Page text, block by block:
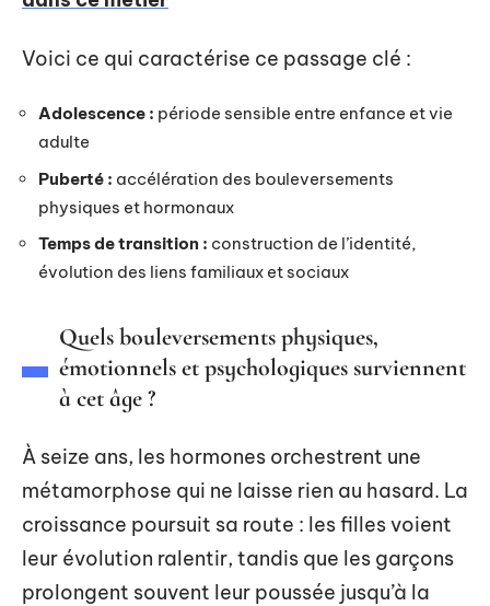
Voici ce qui caractérise ce passage clé :
Adolescence : période sensible entre enfance et vie
adulte
Puberté : accélération des bouleversements
physiques et hormonaux
Temps de transition : construction de l’identité,
évolution des liens familiaux et sociaux
Quels bouleversements physiques,
émotionnels et psychologiques surviennent
à cet âge ?
À seize ans, les hormones orchestrent une
métamorphose qui ne laisse rien au hasard. La
croissance poursuit sa route : les filles voient
leur évolution ralentir, tandis que les garçons
prolongent souvent leur poussée jusqu’à la